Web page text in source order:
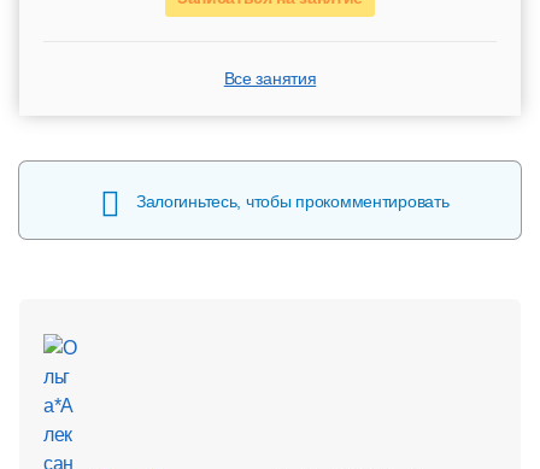
Все занятия
Залогиньтесь, чтобы прокомментировать